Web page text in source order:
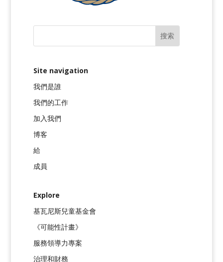
Site navigation
我們是誰
我們的工作
加入我們
博客
給
成員
Explore
基瓦尼斯兒童基金會
《可能性計畫》
服務領導力專案
治理和財務